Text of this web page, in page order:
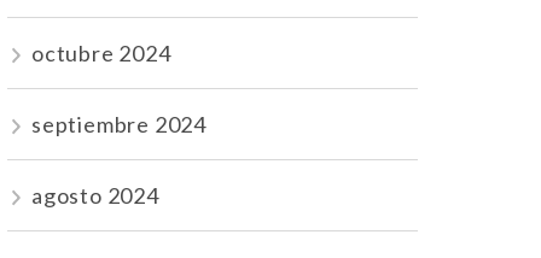
octubre 2024
septiembre 2024
agosto 2024